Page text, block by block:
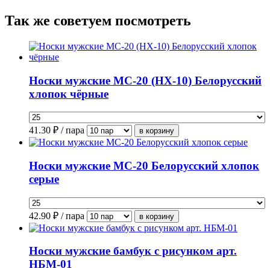
Так же советуем посмотреть
Носки мужские МС-20 (НХ-10) Белорусский
хлопок чёрные
41.30 ₽ / пара
Носки мужские МС-20 Белорусский хлопок
серые
42.90 ₽ / пара
Носки мужские бамбук с рисунком арт.
НБМ-01